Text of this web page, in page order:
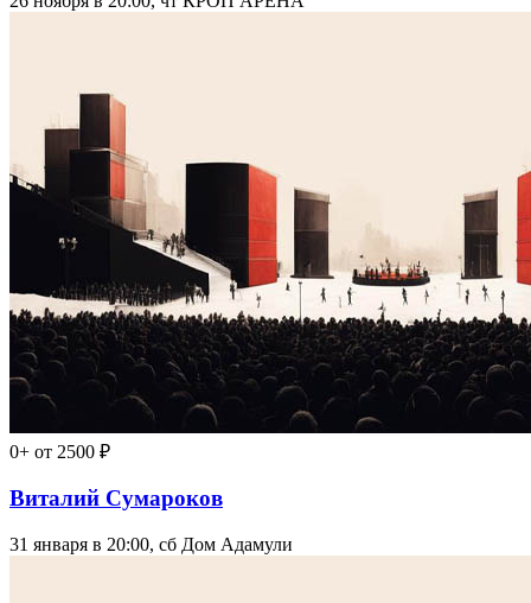
0+ от 2500 ₽
Виталий Сумароков
31 января в 20:00, сб Дом Адамули